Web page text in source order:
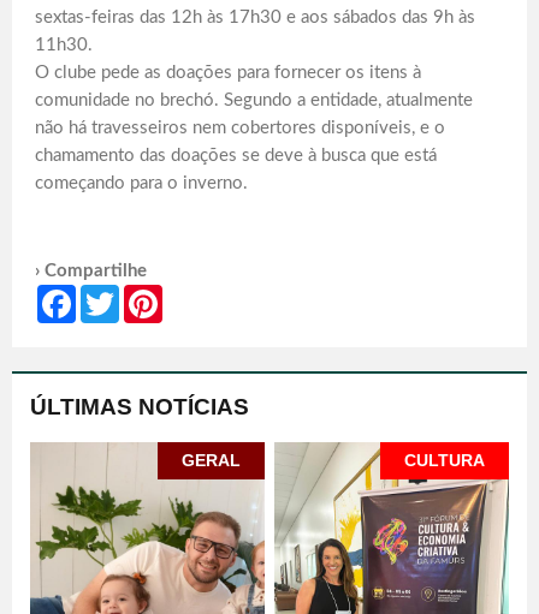
sextas-feiras das 12h às 17h30 e aos sábados das 9h às
11h30.
O clube pede as doações para fornecer os itens à
comunidade no brechó. Segundo a entidade, atualmente
não há travesseiros nem cobertores disponíveis, e o
chamamento das doações se deve à busca que está
começando para o inverno.
› Compartilhe
Facebook
Twitter
ÚLTIMAS NOTÍCIAS
GERAL CULTURA